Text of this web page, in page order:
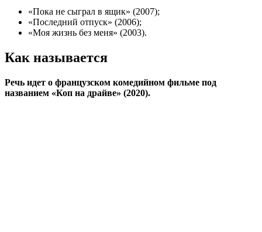
«Пока не сыграл в ящик» (2007);
«Последний отпуск» (2006);
«Моя жизнь без меня» (2003).
Как называется
Речь идет о французском комедийном фильме под
названием «Коп на драйве» (2020).